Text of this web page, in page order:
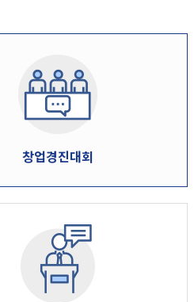
창업경진대회